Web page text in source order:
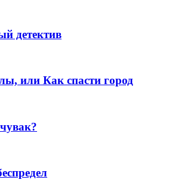
детектив
или Как спасти город